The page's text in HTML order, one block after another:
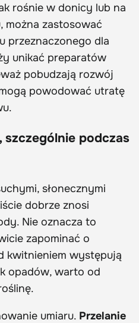
rośnie w donicy lub na
można zastosować
przeznaczonego dla
unikać preparatów
pobudzają rozwój
powodować utratę
szczególnie podczas
słonecznymi
dobrze znosi
Nie oznacza to
zapominać o
kwitnieniem występują
opadów, warto od
umiaru. Przelanie